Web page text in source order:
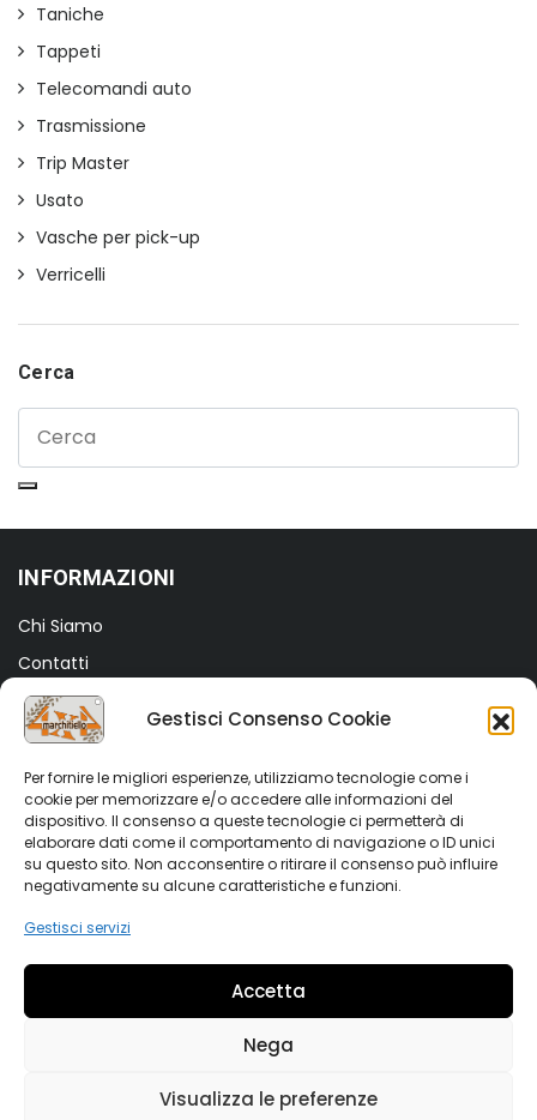
Gestisci Consenso Cookie
Per fornire le migliori esperienze, utilizziamo tecnologie come i
cookie per memorizzare e/o accedere alle informazioni del
dispositivo. Il consenso a queste tecnologie ci permetterà di
elaborare dati come il comportamento di navigazione o ID unici
su questo sito. Non acconsentire o ritirare il consenso può influire
negativamente su alcune caratteristiche e funzioni.
Gestisci servizi
Accetta
Nega
Visualizza le preferenze
Taniche
Tappeti
Telecomandi auto
Trasmissione
Trip Master
Usato
Vasche per pick-up
Verricelli
Cerca
INFORMAZIONI
Chi Siamo
Contatti
Termini e Condizioni
Privacy Policy
Cookie Policy (UE)
SHOP
Shop
My account
Wishlist
Copyright 2022 Marchitiello s.r.l. All rights reserved. Partiva